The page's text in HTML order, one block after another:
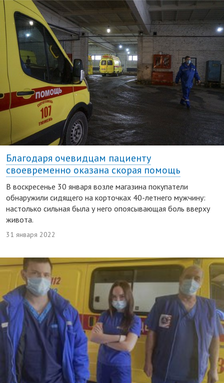
Благодаря очевидцам пациенту
своевременно оказана скорая помощь
В воскресенье 30 января возле магазина покупатели
обнаружили сидящего на корточках 40-летнего мужчину:
настолько сильная была у него опоясывающая боль вверху
живота.
31 января 2022